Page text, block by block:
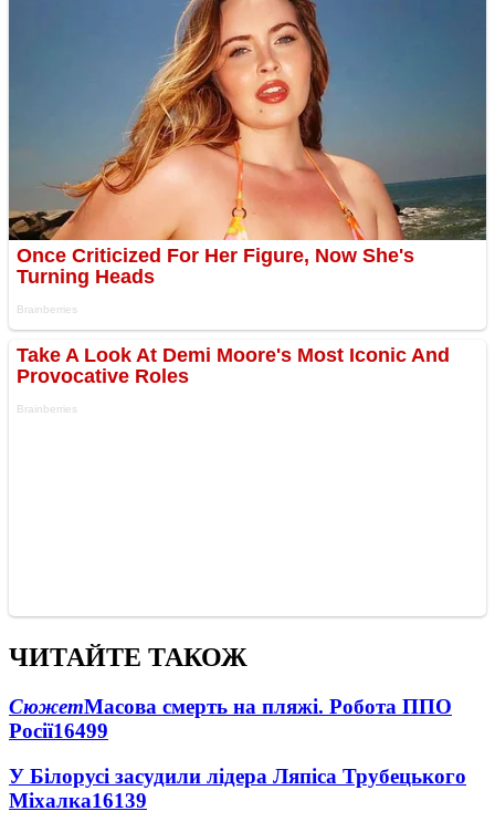
ЧИТАЙТЕ ТАКОЖ
СюжетМасова смерть на пляжі. Робота ППО
Росії16499
У Білорусі засудили лідера Ляпіса Трубецького
Міхалка16139